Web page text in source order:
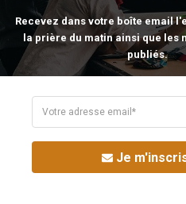
seeing with new eyes. All
which the traveler is unaware.
Recevez dans votre boîte email
la prière du matin ainsi que les
publiés.
Je